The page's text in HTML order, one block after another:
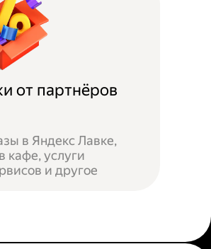
от партнёров
в Яндекс Лавке,
кафе, услуги
и другое